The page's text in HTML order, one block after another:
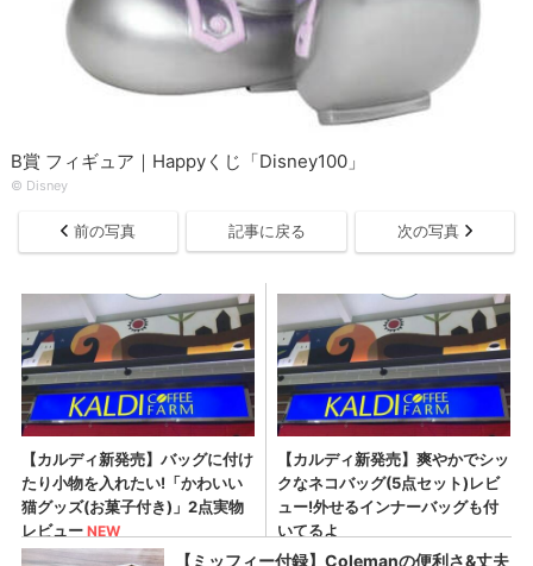
B賞 フィギュア｜Happyくじ「Disney100」
© ︎Disney
前の写真 記事に戻る 次の写真